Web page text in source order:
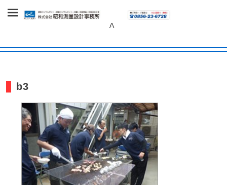
株式会社 昭和
所
～あしたへ、未来へ～
A
b3